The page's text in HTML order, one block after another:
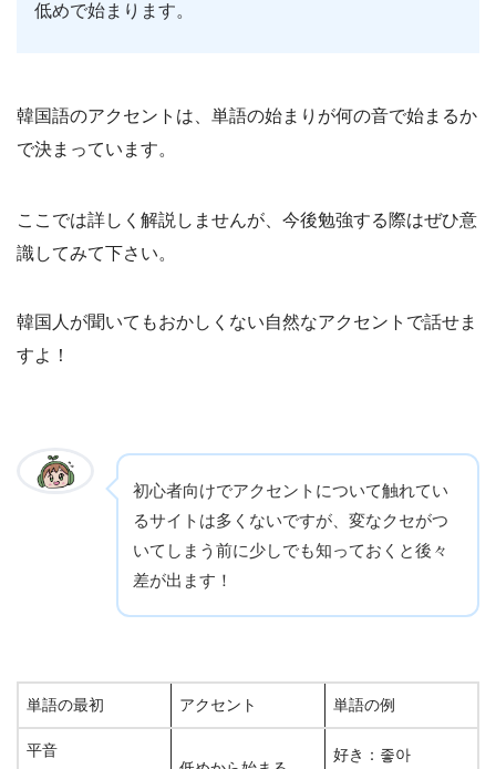
低めで始まります。
韓国語のアクセントは、単語の始まりが何の音で始まるか
で決まっています。
ここでは詳しく解説しませんが、今後勉強する際はぜひ意
識してみて下さい。
韓国人が聞いてもおかしくない自然なアクセントで話せま
すよ！
初心者向けでアクセントについて触れてい
るサイトは多くないですが、変なクセがつ
いてしまう前に少しでも知っておくと後々
差が出ます！
単語の最初 アクセント 単語の例
平音
好き：좋아